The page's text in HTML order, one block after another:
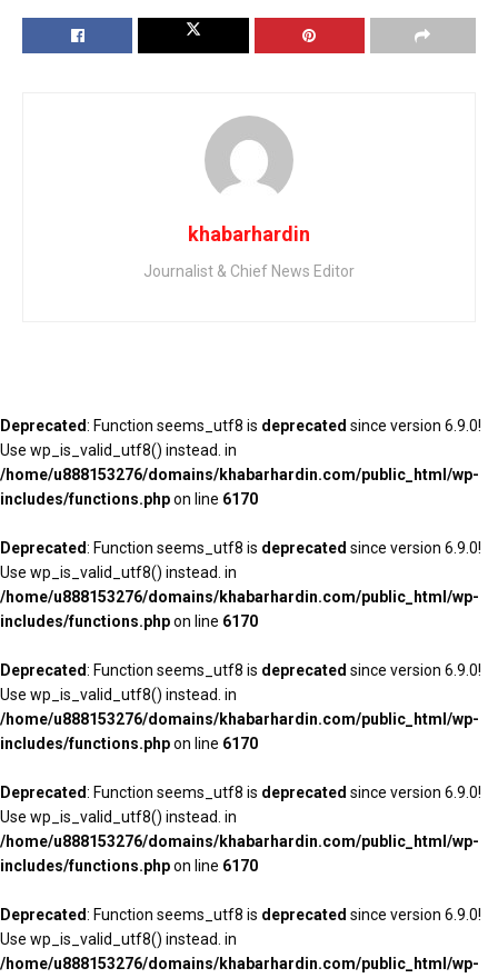
khabarhardin
Journalist & Chief News Editor
Deprecated: Function seems_utf8 is deprecated since version 6.9.0!
Use wp_is_valid_utf8() instead. in
/home/u888153276/domains/khabarhardin.com/public_html/wp-
includes/functions.phpon line 6170
Deprecated: Function seems_utf8 is deprecated since version 6.9.0!
Use wp_is_valid_utf8() instead. in
/home/u888153276/domains/khabarhardin.com/public_html/wp-
includes/functions.phpon line 6170
Deprecated: Function seems_utf8 is deprecated since version 6.9.0!
Use wp_is_valid_utf8() instead. in
/home/u888153276/domains/khabarhardin.com/public_html/wp-
includes/functions.phpon line 6170
Deprecated: Function seems_utf8 is deprecated since version 6.9.0!
Use wp_is_valid_utf8() instead. in
/home/u888153276/domains/khabarhardin.com/public_html/wp-
includes/functions.phpon line 6170
Deprecated: Function seems_utf8 is deprecated since version 6.9.0!
Use wp_is_valid_utf8() instead. in
/home/u888153276/domains/khabarhardin.com/public_html/wp-